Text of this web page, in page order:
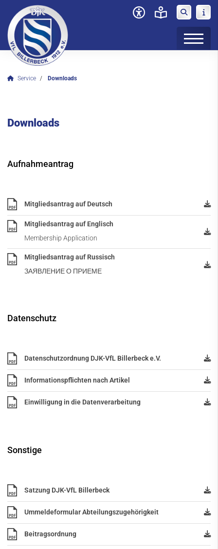
Service Downloads
Downloads
Aufnahmeantrag
PDF Mitgliedsantrag auf Deutsch
PDF
Mitgliedsantrag auf Englisch
Membership Application
PDF
Mitgliedsantrag auf Russisch
ЗАЯВЛЕНИЕ О ПРИЕМЕ
Datenschutz
PDF Datenschutzordnung DJK-VfL Billerbeck e.V.
PDF Informationspflichten nach Artikel
PDF Einwilligung in die Datenverarbeitung
Sonstige
PDF Satzung DJK-VfL Billerbeck
PDF Ummeldeformular Abteilungszugehörigkeit
PDF Beitragsordnung
Verein
Sportangebot
Service
Kleiderbörse
Termine
Fanshop